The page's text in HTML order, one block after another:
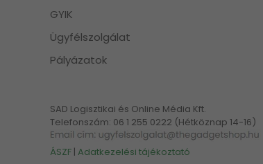
GYIK
Ügyfélszolgálat
Pályázatok
SAD Logisztikai és Online Média Kft.
Telefonszám: 06 1 255 0222 (Hétköznap 14-16)
ÁSZF | Adatkezelési tájékoztató